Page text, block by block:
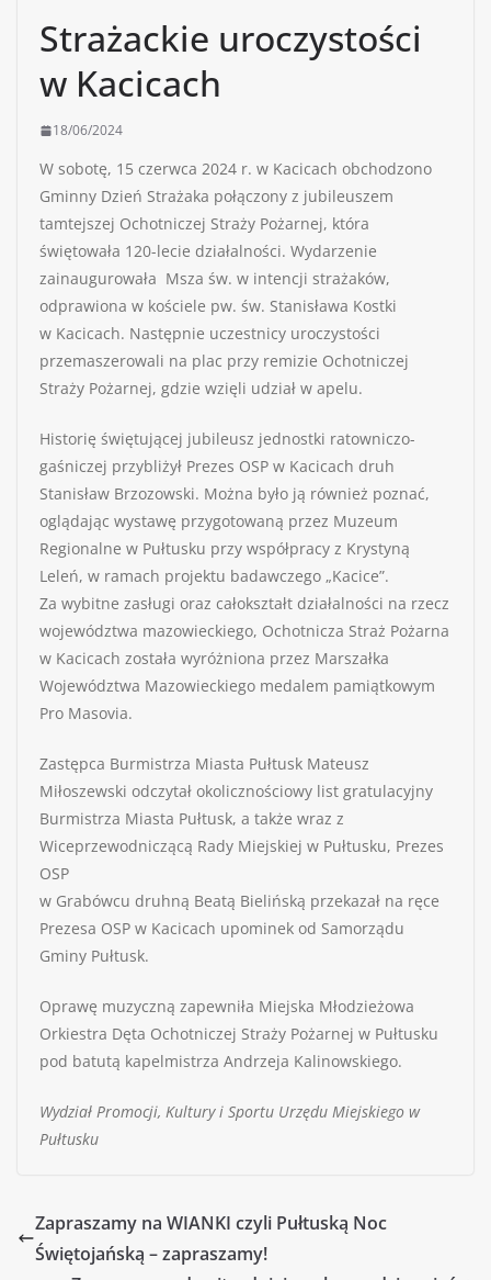
Strażackie uroczystości
w Kacicach
18/06/2024
W sobotę, 15 czerwca 2024 r. w Kacicach obchodzono
Gminny Dzień Strażaka połączony z jubileuszem
tamtejszej Ochotniczej Straży Pożarnej, która
świętowała 120-lecie działalności. Wydarzenie
zainaugurowała Msza św. w intencji strażaków,
odprawiona w kościele pw. św. Stanisława Kostki
w Kacicach. Następnie uczestnicy uroczystości
przemaszerowali na plac przy remizie Ochotniczej
Straży Pożarnej, gdzie wzięli udział w apelu.
Historię świętującej jubileusz jednostki ratowniczo-
gaśniczej przybliżył Prezes OSP w Kacicach druh
Stanisław Brzozowski. Można było ją również poznać,
oglądając wystawę przygotowaną przez Muzeum
Regionalne w Pułtusku przy współpracy z Krystyną
Leleń, w ramach projektu badawczego „Kacice”.
Za wybitne zasługi oraz całokształt działalności na rzecz
województwa mazowieckiego, Ochotnicza Straż Pożarna
w Kacicach została wyróżniona przez Marszałka
Województwa Mazowieckiego medalem pamiątkowym
Pro Masovia.
Zastępca Burmistrza Miasta Pułtusk Mateusz
Miłoszewski odczytał okolicznościowy list gratulacyjny
Burmistrza Miasta Pułtusk, a także wraz z
Wiceprzewodniczącą Rady Miejskiej w Pułtusku, Prezes
OSP
w Grabówcu druhną Beatą Bielińską przekazał na ręce
Prezesa OSP w Kacicach upominek od Samorządu
Gminy Pułtusk.
Oprawę muzyczną zapewniła Miejska Młodzieżowa
Orkiestra Dęta Ochotniczej Straży Pożarnej w Pułtusku
pod batutą kapelmistrza Andrzeja Kalinowskiego.
Wydział Promocji, Kultury i Sportu Urzędu Miejskiego w
Pułtusku
Zapraszamy na WIANKI czyli Pułtuską Noc
Świętojańską – zapraszamy!